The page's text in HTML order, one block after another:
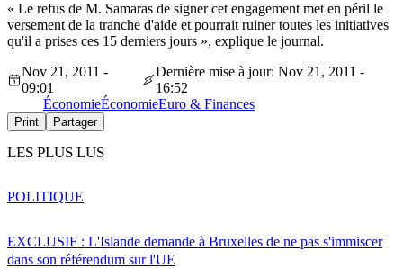
« Le refus de M. Samaras de signer cet engagement met en péril le
versement de la tranche d'aide et pourrait ruiner toutes les initiatives
qu'il a prises ces 15 derniers jours », explique le journal.
Nov 21, 2011 -
09:01
Dernière mise à jour: Nov 21, 2011 -
16:52
ÉconomieÉconomieEuro & Finances
Print Partager
LES PLUS LUS
EXCLUSIF : L'Islande demande à Bruxelles de ne pas s'immiscer
dans son référendum sur l'UE
POLITIQUE